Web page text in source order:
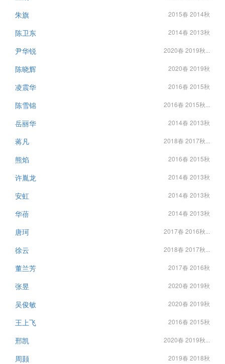
朱旗 2015春 2014秋
陈卫东 2014春 2013秋
尹华锐 2020春 2019秋...
陈晓辉 2020春 2019秋
凌震华 2016春 2015秋
陈雪锦 2016春 2015秋...
岳丽华 2014春 2013秋
蒋凡 2018春 2017秋...
熊焰 2016春 2015秋
许胤龙 2014春 2013秋
安虹 2014春 2013秋
华蓓 2014春 2013秋
唐珂 2017春 2016秋...
徐云 2018春 2017秋...
董兰芳 2017春 2016秋
张昱 2020春 2019秋
吴俊敏 2020春 2019秋
王上飞 2016春 2015秋
邢凯 2020春 2019秋...
周颢 2019春 2018秋